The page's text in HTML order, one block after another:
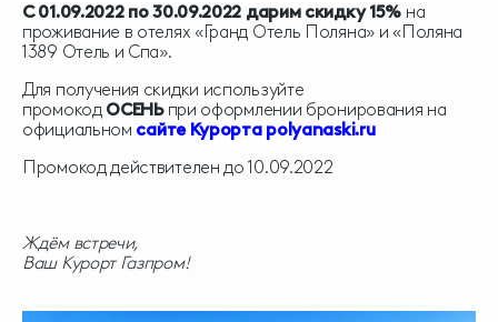
С 01.09.2022 по 30.09.2022 дарим скидку 15% на
проживание в отелях «Гранд Отель Поляна» и «Поляна
1389 Отель и Спа».
Для получения скидки используйте
промокод ОСЕНЬпри оформлении бронирования на
официальном сайте Курорта polyanaski.ru
Промокод действителен до 10.09.2022
Ждём встречи,
Ваш Курорт Газпром!